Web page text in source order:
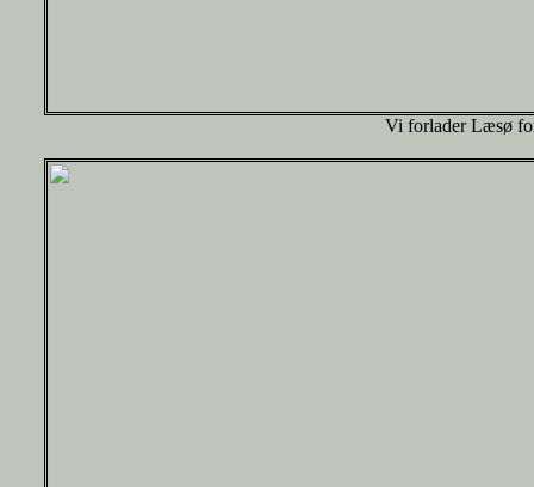
Vi forlader Læsø